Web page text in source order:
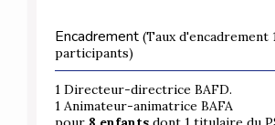
Encadrement (Taux d'encadrement
participants)
1 Directeur-directrice BAFD.
1 Animateur-animatrice BAFA